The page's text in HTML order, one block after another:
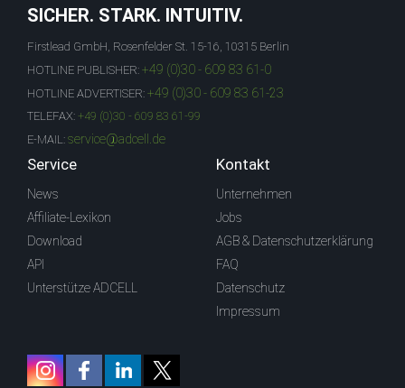
SICHER. STARK. INTUITIV.
Firstlead GmbH, Rosenfelder St. 15-16, 10315 Berlin
HOTLINE PUBLISHER: +49 (0)30 - 609 83 61-0
HOTLINE ADVERTISER: +49 (0)30 - 609 83 61-23
TELEFAX: +49 (0)30 - 609 83 61-99
E-MAIL: service@adcell.de
Service
News
Affiliate-Lexikon
Download
API
Unterstütze ADCELL
Kontakt
Unternehmen
Jobs
AGB & Datenschutzerklärung
FAQ
Datenschutz
Impressum